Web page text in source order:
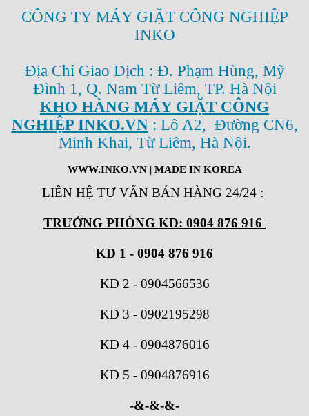
CÔNG TY MÁY GIẶT CÔNG NGHIỆP
INKO
Địa Chỉ Giao Dịch : Đ. Phạm Hùng, Mỹ
Đình 1, Q. Nam Từ Liêm, TP. Hà Nội
KHO HÀNG MÁY GIẶT CÔNG
NGHIỆP INKO.VN: Lô A2, Đường CN6,
Minh Khai, Từ Liêm, Hà Nội.
WWW.INKO.VN| MADE IN KOREA
LIÊN HỆ TƯ VẤN BÁN HÀNG 24/24 :
TRƯỞNG PHÒNG KD: 0904 876 916
KD 1 - 0904 876 916
KD 2 - 0904566536
KD 3 - 0902195298
KD 4 - 0904876016
KD 5 - 0904876916
-&-&-&-